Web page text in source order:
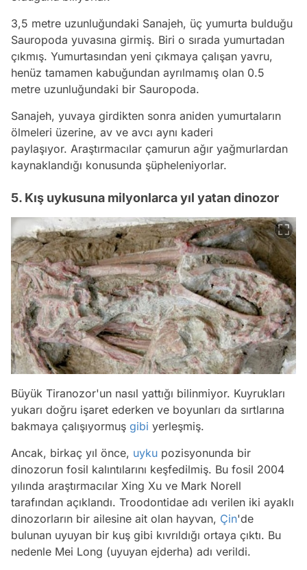
3,5 metre uzunluğundaki Sanajeh, üç yumurta bulduğu
Sauropoda yuvasına girmiş. Biri o sırada yumurtadan
çıkmış. Yumurtasından yeni çıkmaya çalışan yavru,
henüz tamamen kabuğundan ayrılmamış olan 0.5
metre uzunluğundaki bir Sauropoda.
Sanajeh, yuvaya girdikten sonra aniden yumurtaların
ölmeleri üzerine, av ve avcı aynı kaderi
paylaşıyor. Araştırmacılar çamurun ağır yağmurlardan
kaynaklandığı konusunda şüpheleniyorlar.
5. Kış uykusuna milyonlarca yıl yatan dinozor
Büyük Tiranozor'un nasıl yattığı bilinmiyor. Kuyrukları
yukarı doğru işaret ederken ve boyunları da sırtlarına
bakmaya çalışıyormuş gibi yerleşmiş.
Ancak, birkaç yıl önce, uyku pozisyonunda bir
dinozorun fosil kalıntılarını keşfedilmiş. Bu fosil 2004
yılında araştırmacılar Xing Xu ve Mark Norell
tarafından açıklandı. Troodontidae adı verilen iki ayaklı
dinozorların bir ailesine ait olan hayvan, Çin'de
bulunan uyuyan bir kuş gibi kıvrıldığı ortaya çıktı. Bu
nedenle Mei Long (uyuyan ejderha) adı verildi.